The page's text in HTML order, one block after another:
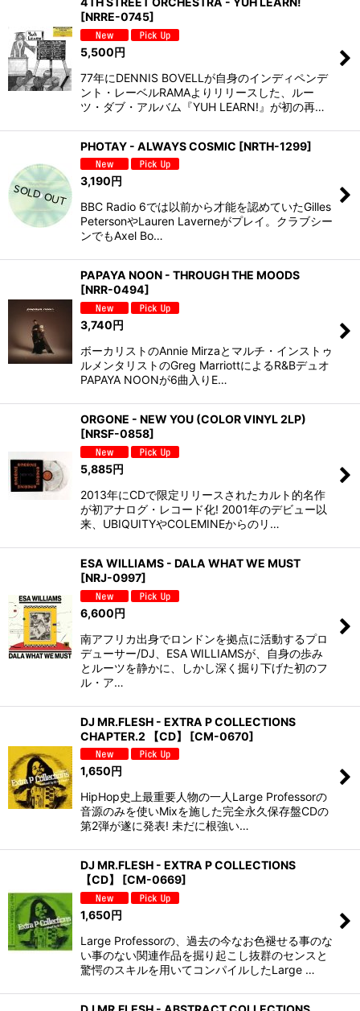
[NRRE-0745]
5,500円
77年にDENNIS BOVELLが自身のインディペンデ
ント・レーベルRAMAよりリリースした、ルー
ツ・ダブ・アルバム『YUH LEARN!』が初の再…
PHOTAY - ALWAYS COSMIC [NRTH-1299]
3,190 円
BBC Radio 6では以前から才能を認めていたGilles
PetersonやLauren Laverneがプレイ。クラブシー
ンでもAxel Bo…
PAPAYA NOON - THROUGH THE MOODS
[NRR-0494]
3,740円
ボーカリストのAnnie Mirzaとマルチ・インストゥ
ルメンタリストのGreg MarriottによるR&Bデュオ
PAPAYA NOONが6曲入りE…
ORGONE - NEW YOU (COLOR VINYL 2LP)
[NRSF-0858]
5,885円
2013年にCDで限定リリースされたカルト的名作
が初アナログ・レコード化! 2001年のデビュー以
来、UBIQUITYやCOLEMINEからのリ…
ESA WILLIAMS - DALA WHAT WE MUST
[NRJ-0997]
6,600円
南アフリカ出身でロンドンを拠点に活動するプロ
デューサー/DJ、ESA WILLIAMSが、自身の歩み
とルーツを静かに、しかし深く掘り下げた初のフ
ル・ア…
DJ MR.FLESH - EXTRA P COLLECTIONS
CHAPTER.2 【CD】
[CM-0670]
1,650円
HipHop史上最重要人物の一人Large Professorの
音源のみを使いMixを施した完全永久保存盤CDの
第2弾が遂に発表! 未だに根強い…
DJ MR.FLESH - EXTRA P COLLECTIONS
【CD】
[CM-0669]
1,650円
Large Professorの、過去の今なお色褪せる事のな
い事のない関連作品を掘り起こし抜群のセンスと
驚愕のスキルを用いてコンパイルしたLarge …